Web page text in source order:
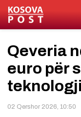
Qeveria
euro për
teknologji
02 Qershor 2026, 10:50